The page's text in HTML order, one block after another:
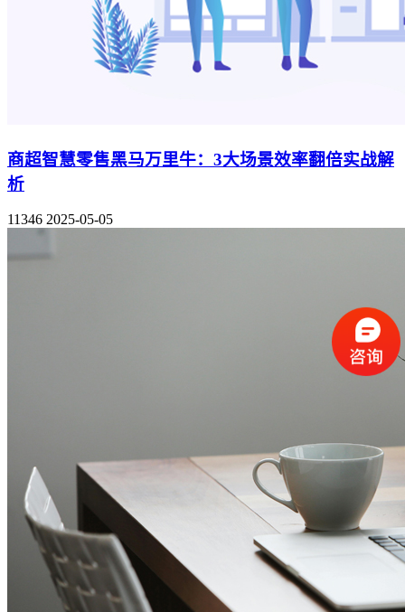
商超智慧零售黑马万里牛：3大场景效率翻倍实战解
析
11346 2025-05-05